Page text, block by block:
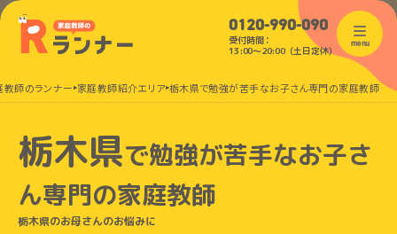
0120-990-090
受付時間：
13:00〜20:00（土日定休）
menu
師のランナー 家庭教師紹介エリア 栃木県で勉強が苦手なお子さん専門の家庭教師
栃木県で勉強が苦手なお子さ
ん専門の家庭教師
栃木県のお母さんのお悩みに